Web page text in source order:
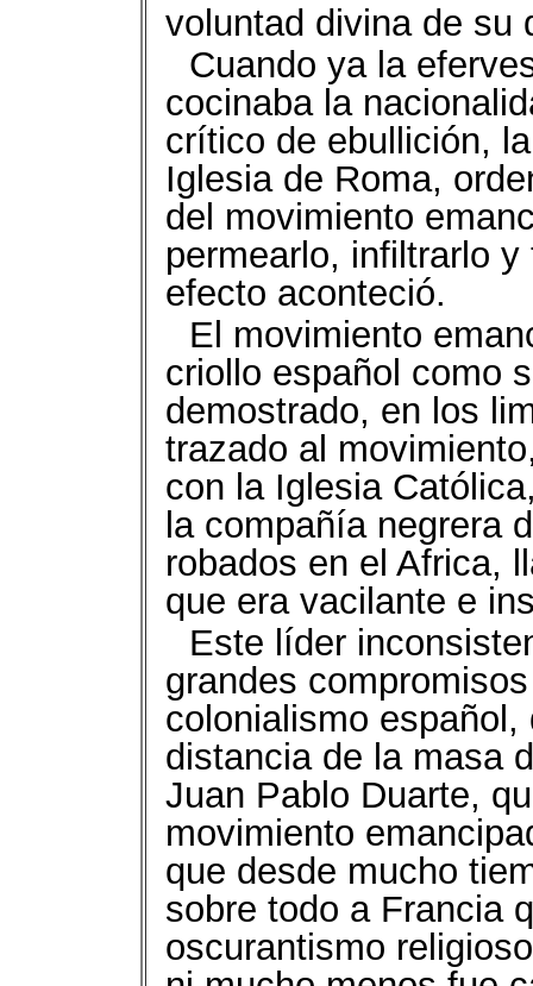
voluntad divina de su
Cuando ya la
cocinaba la
crítico de ebullición,
Iglesia de Roma,
del movimiento
permearlo, infiltrarlo
efecto aconteció.
El movimiento
criollo español como
demostrado, en los
trazado al
con la Iglesia
la compañía negrera
robados en el Africa,
que era vacilante e
Este líder
grandes
colonialismo
distancia de la masa
Juan Pablo Duarte,
movimiento
que desde mucho
sobre todo a Francia
oscurantismo